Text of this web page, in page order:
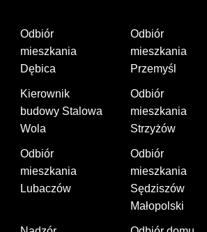
Odbiór
mieszkania
Dębica
Odbiór
mieszkania
Przemyśl
Kierownik
budowy Stalowa
Wola
Odbiór
mieszkania
Strzyżów
Odbiór
mieszkania
Lubaczów
Odbiór
mieszkania
Sędziszów
Małopolski